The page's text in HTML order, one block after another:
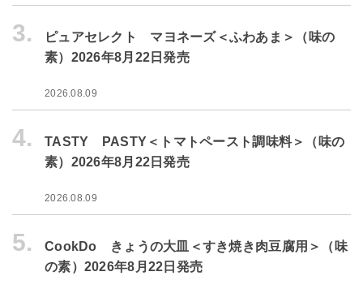
3.
ピュアセレクト マヨネーズ＜ふわあま＞（味の
素）2026年8月22日発売
2026.08.09
4.
TASTY PASTY＜トマトペースト調味料＞（味の
素）2026年8月22日発売
2026.08.09
5.
CookDo きょうの大皿＜すき焼き肉豆腐用＞（味
の素）2026年8月22日発売